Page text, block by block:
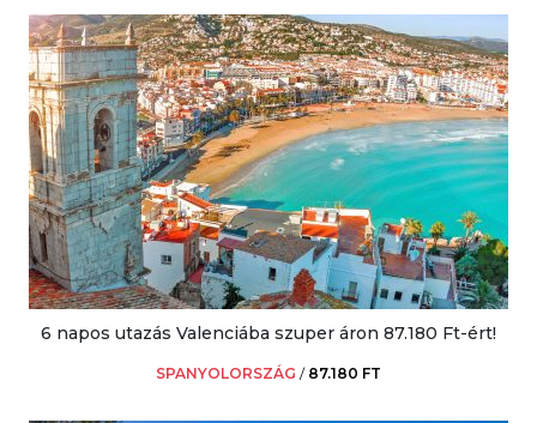
6 napos utazás Valenciába szuper áron 87.180 Ft-ért!
SPANYOLORSZÁG / 87.180 FT